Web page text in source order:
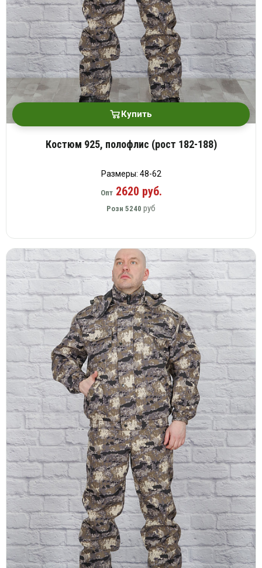
Купить
Костюм 925, полофлис (рост 182-188)
Размеры: 48-62
Опт2620 руб.
Розн 5240 руб